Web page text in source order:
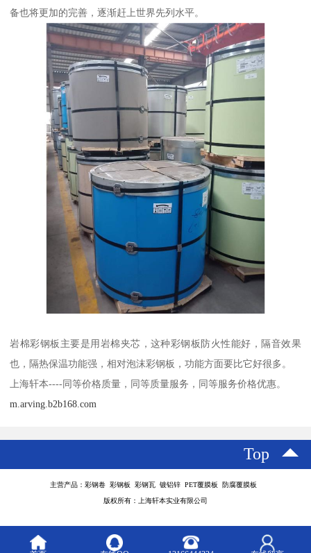
备也将更加的完善，逐渐赶上世界先列水平。
岩棉彩钢板主要是用岩棉夹芯，这种彩钢板防火性能好，隔音效果
也，隔热保温功能强，相对泡沫彩钢板，功能方面要比它好很多。
上海轩本----同等价格质量，同等质量服务，同等服务价格优惠。
m.arving.b2b168.com
Top
主营产品：彩钢卷 彩钢板 彩钢瓦 镀铝锌 PET覆膜板 防腐覆膜板
版权所有：上海轩本实业有限公司